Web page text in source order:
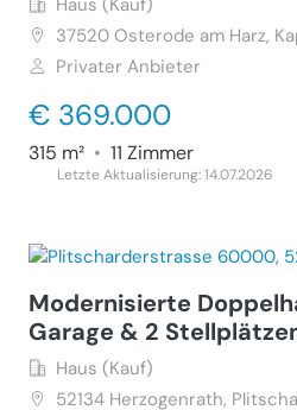
Haus (Kauf)
37520 Osterode am Harz,
Privater Anbieter
€ 369.000
315 m² • 11 Zimmer
Letzte Aktualisierung: 14.07.2026
Modernisierte
Garage & 2
Haus (Kauf)
52134 Herzogenrath,